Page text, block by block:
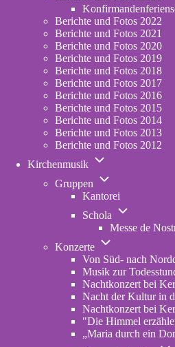
Berichte und Fotos 2022
Berichte und Fotos 2021
Berichte und Fotos 2020
Berichte und Fotos 2019
Berichte und Fotos 2018
Berichte und Fotos 2017
Berichte und Fotos 2016
Berichte und Fotos 2015
Berichte und Fotos 2014
Berichte und Fotos 2013
Berichte und Fotos 2012
Kirchenmusik
Unternavigation
Kirchenmusik
Gruppen
Unternavigation
Gruppen
Kantorei
Schola
Schola
Messe de
Konzerte
Unternavigation
Konzerte
Von Süd- nach
Musik zur
Nachtkonzert bei
Nacht der Kultur in
Nachtkonzert bei
"Die Himmel
„Maria durch ein